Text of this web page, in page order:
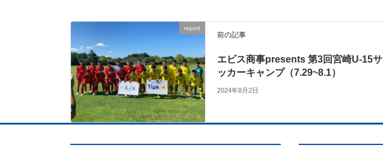
report
前の記事
エビス商事presents 第3回宮崎U-15サ
ッカーキャンプ（7.29~8.1）
2024年8月2日